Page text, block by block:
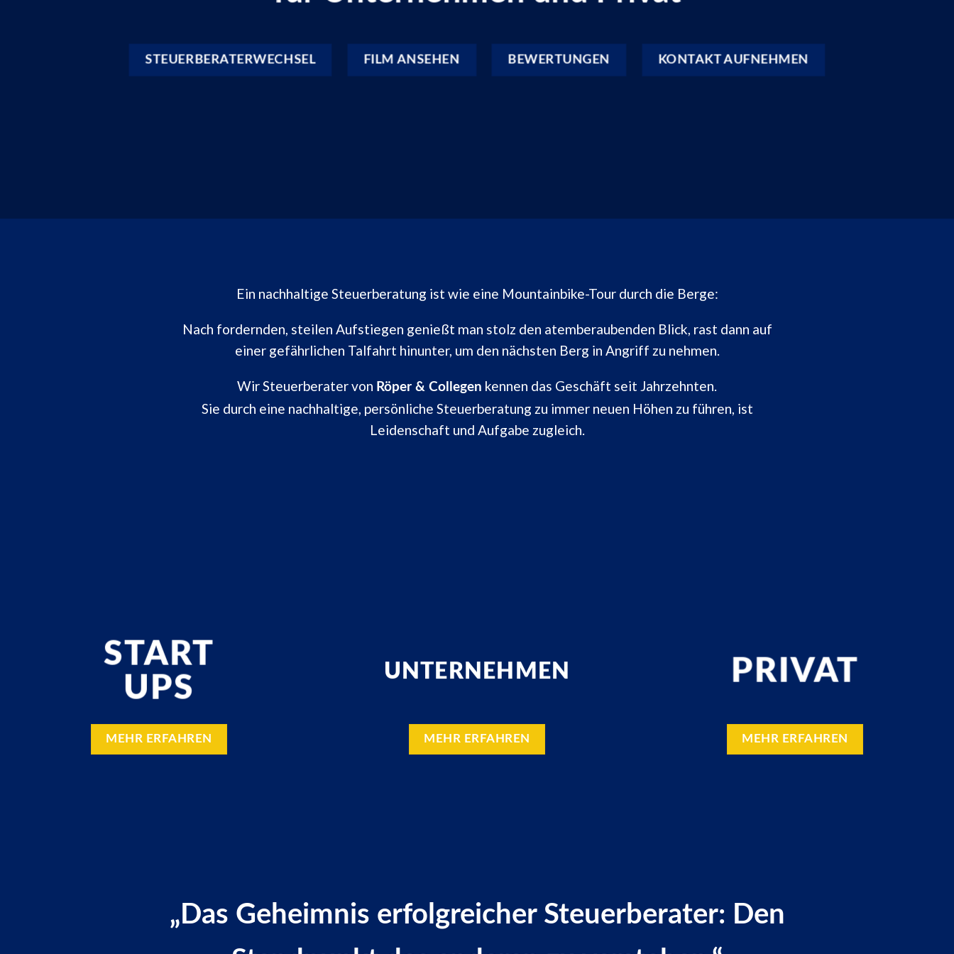
STEUERBERATERWECHSEL FILM ANSEHEN BEWERTUNGEN KONTAKT AUFNEHMEN
Ein nachhaltige Steuerberatung ist wie eine Mountainbike-Tour durch die Berge:
Nach fordernden, steilen Aufstiegen genießt man stolz den atemberaubenden Blick, rast dann auf
einer gefährlichen Talfahrt hinunter, um den nächsten Berg in Angriff zu nehmen.
Wir Steuerberater von Röper & Collegen kennen das Geschäft seit Jahrzehnten.
Sie durch eine nachhaltige, persönliche Steuerberatung zu immer neuen Höhen zu führen, ist
Leidenschaft und Aufgabe zugleich.
START
UPS
MEHR ERFAHREN
UNTERNEHMEN
MEHR ERFAHREN
PRIVAT
MEHR ERFAHREN
„Das Geheimnis erfolgreicher Steuerberater: Den